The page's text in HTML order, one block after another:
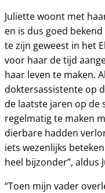
Juliette woont met
en is dus goed
te zijn geweest in het
voor haar de tijd
haar leven te maken.
doktersassistente op
de laatste jaren op de
regelmatig te maken
dierbare hadden
iets wezenlijks
heel bijzonder”, aldus
“Toen mijn vader